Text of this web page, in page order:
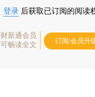
登录 后获取已订阅的阅读
财新通会员
可畅读全文
订阅/会员升